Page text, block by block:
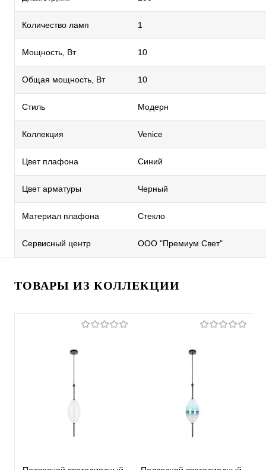
Количество ламп 1
Мощность, Вт 10
Общая мощность, Вт 10
Стиль Модерн
Коллекция Venice
Цвет плафона Синий
Цвет арматуры Черный
Материал плафона Стекло
Сервисный центр ООО "Премиум Свет"
ТОВАРЫ ИЗ КОЛЛЕКЦИИ